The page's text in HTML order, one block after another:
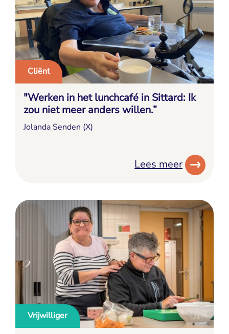
Cliënt
"Werken in het lunchcafé in Sittard: Ik
zou niet meer anders willen.”
Jolanda Senden (X)
Lees meer
Vrijwilliger